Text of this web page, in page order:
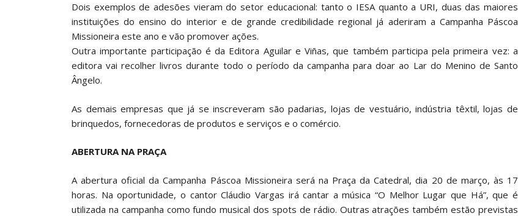
Dois exemplos de adesões vieram do setor educacional: tanto o IESA quanto a URI, duas das maiores
instituições do ensino do interior e de grande credibilidade regional já aderiram a Campanha Páscoa
Missioneira este ano e vão promover ações.
Outra importante participação é da Editora Aguilar e Viñas, que também participa pela primeira vez: a
editora vai recolher livros durante todo o período da campanha para doar ao Lar do Menino de Santo
Ângelo.
As demais empresas que já se inscreveram são padarias, lojas de vestuário, indústria têxtil, lojas de
brinquedos, fornecedoras de produtos e serviços e o comércio.
ABERTURA NA PRAÇA
A abertura oficial da Campanha Páscoa Missioneira será na Praça da Catedral, dia 20 de março, às 17
horas. Na oportunidade, o cantor Cláudio Vargas irá cantar a música “O Melhor Lugar que Há”, que é
utilizada na campanha como fundo musical dos spots de rádio. Outras atrações também estão previstas